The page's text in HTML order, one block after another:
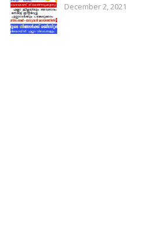
December 2, 2021